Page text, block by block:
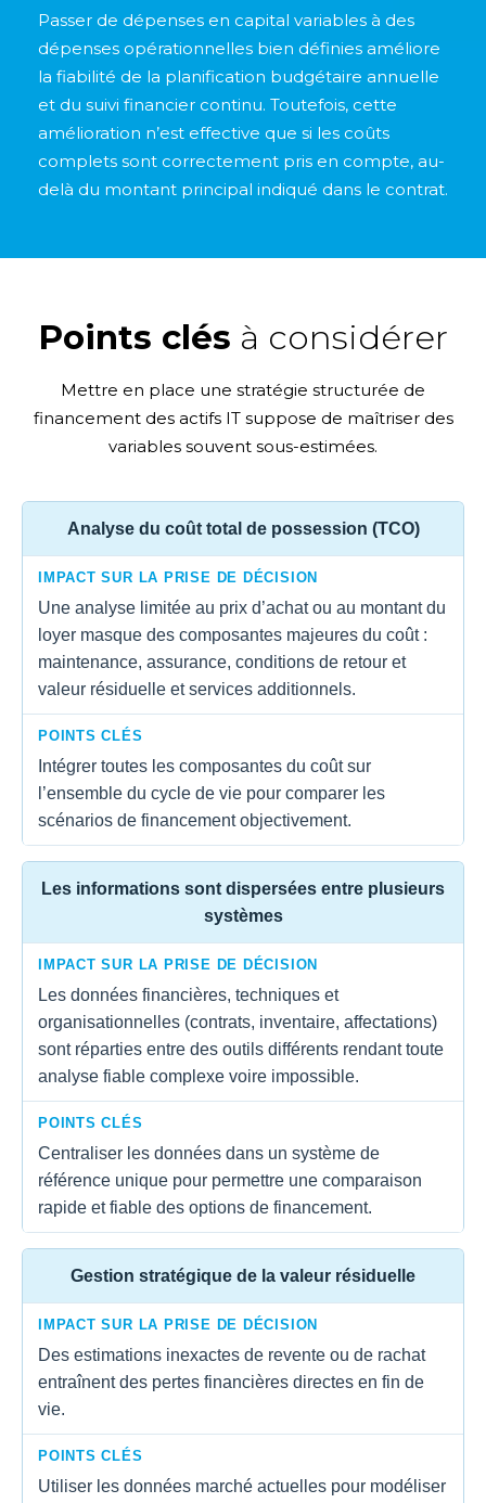
Passer de dépenses en capital variables à des
dépenses opérationnelles bien définies améliore
la fiabilité de la planification budgétaire annuelle
et du suivi financier continu. Toutefois, cette
amélioration n’est effective que si les coûts
complets sont correctement pris en compte, au-
delà du montant principal indiqué dans le contrat.
Points clés à considérer
Mettre en place une stratégie structurée de
financement des actifs IT suppose de maîtriser des
variables souvent sous-estimées.
Analyse du coût total de possession (TCO)
IMPACT SUR LA PRISE DE DÉCISION
Une analyse limitée au prix d’achat ou au montant du
loyer masque des composantes majeures du coût :
maintenance, assurance, conditions de retour et
valeur résiduelle et services additionnels.
POINTS CLÉS
Intégrer toutes les composantes du coût sur
l’ensemble du cycle de vie pour comparer les
scénarios de financement objectivement.
Les informations sont dispersées entre plusieurs
systèmes
IMPACT SUR LA PRISE DE DÉCISION
Les données financières, techniques et
organisationnelles (contrats, inventaire, affectations)
sont réparties entre des outils différents rendant toute
analyse fiable complexe voire impossible.
POINTS CLÉS
Centraliser les données dans un système de
référence unique pour permettre une comparaison
rapide et fiable des options de financement.
Gestion stratégique de la valeur résiduelle
IMPACT SUR LA PRISE DE DÉCISION
Des estimations inexactes de revente ou de rachat
entraînent des pertes financières directes en fin de
vie.
POINTS CLÉS
Utiliser les données marché actuelles pour modéliser